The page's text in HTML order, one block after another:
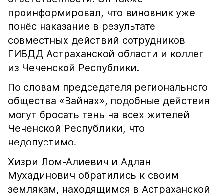
проинформировал, что виновник уже
понёс наказание в результате
совместных действий сотрудников
ГИБДД Астраханской области и коллег
из Чеченской Республики.
По словам председателя регионального
общества «Вайнах», подобные действия
могут бросать тень на всех жителей
Чеченской Республики, что
недопустимо.
Хизри Лом-Алиевич и Адлан
Мухадинович обратились к своим
землякам, находящимся в Астраханской